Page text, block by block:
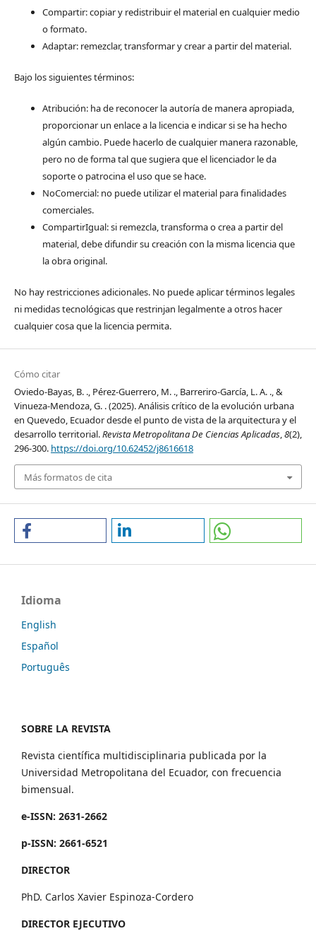
Compartir: copiar y redistribuir el material en cualquier medio
o formato.
Adaptar: remezclar, transformar y crear a partir del material.
Bajo los siguientes términos:
Atribución: ha de reconocer la autoría de manera apropiada,
proporcionar un enlace a la licencia e indicar si se ha hecho
algún cambio. Puede hacerlo de cualquier manera razonable,
pero no de forma tal que sugiera que el licenciador le da
soporte o patrocina el uso que se hace.
NoComercial: no puede utilizar el material para finalidades
comerciales.
CompartirIgual: si remezcla, transforma o crea a partir del
material, debe difundir su creación con la misma licencia que
la obra original.
No hay restricciones adicionales. No puede aplicar términos legales
ni medidas tecnológicas que restrinjan legalmente a otros hacer
cualquier cosa que la licencia permita.
Cómo citar
Oviedo-Bayas, B. ., Pérez-Guerrero, M. ., Barreriro-García, L. A. ., &
Vinueza-Mendoza, G. . (2025). Análisis crítico de la evolución urbana
en Quevedo, Ecuador desde el punto de vista de la arquitectura y el
desarrollo territorial.Revista Metropolitana De Ciencias Aplicadas,8(2),
296-300. https://doi.org/10.62452/j8616618
Más formatos de cita
Idioma
English
Español
Português
SOBRE LA REVISTA
Revista científica multidisciplinaria publicada por la
Universidad Metropolitana del Ecuador, con frecuencia
bimensual.
e-ISSN: 2631-2662
p-ISSN: 2661-6521
DIRECTOR
PhD. Carlos Xavier Espinoza-Cordero
DIRECTOR EJECUTIVO